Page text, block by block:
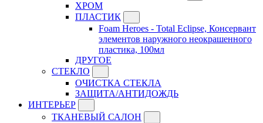
ХРОМ
ПЛАСТИК
Foam Heroes - Total Eclipse, Консервант
элементов наружного неокрашенного
пластика, 100мл
ДРУГОЕ
СТЕКЛО
ОЧИСТКА СТЕКЛА
ЗАЩИТА/АНТИДОЖДЬ
ИНТЕРЬЕР
ТКАНЕВЫЙ САЛОН